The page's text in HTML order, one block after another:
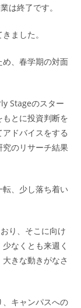
は終了です。
ました。
、春学期の対面
Stageのスター
もとに投資判断を
ドバイスをする
のリサーチ結果
転、少し落ち着い
り、そこに向け
なくとも来週く
きな動きがなさ
キャンパスへの